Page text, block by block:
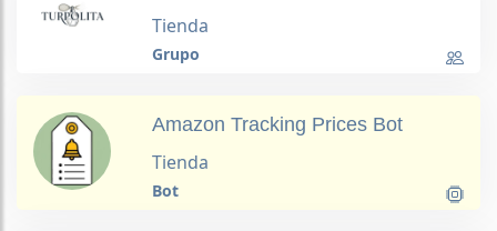
Tienda
Grupo
Amazon Tracking Prices Bot
Tienda
Bot